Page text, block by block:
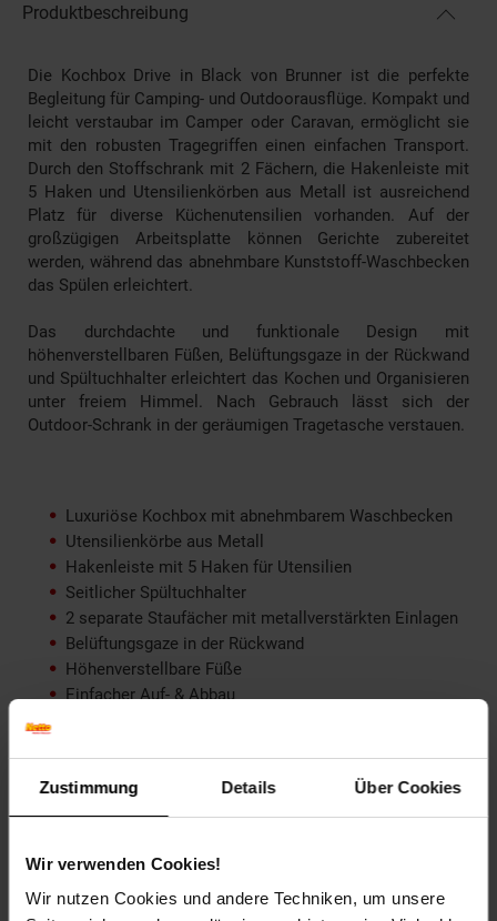
Zustimmung Details Über Cookies
Wir verwenden Cookies!
Wir nutzen Cookies und andere Techniken, um unsere
Produktbeschreibung
Die Kochbox Drive in Black von Brunner ist die perfekte
Begleitung für Camping- und Outdoorausflüge. Kompakt und
leicht verstaubar im Camper oder Caravan, ermöglicht sie
mit den robusten Tragegriffen einen einfachen Transport.
Durch den Stoffschrank mit 2 Fächern, die Hakenleiste mit
5 Haken und Utensilienkörben aus Metall ist ausreichend
Platz für diverse Küchenutensilien vorhanden. Auf der
großzügigen Arbeitsplatte können Gerichte zubereitet
werden, während das abnehmbare Kunststoff-Waschbecken
das Spülen erleichtert.
Das durchdachte und funktionale Design mit
höhenverstellbaren Füßen, Belüftungsgaze in der Rückwand
und Spültuchhalter erleichtert das Kochen und Organisieren
unter freiem Himmel. Nach Gebrauch lässt sich der
Outdoor-Schrank in der geräumigen Tragetasche verstauen.
Luxuriöse Kochbox mit abnehmbarem Waschbecken
Utensilienkörbe aus Metall
Hakenleiste mit 5 Haken für Utensilien
Seitlicher Spültuchhalter
2 separate Staufächer mit metallverstärkten Einlagen
Belüftungsgaze in der Rückwand
Höhenverstellbare Füße
Einfacher Auf- & Abbau
Material Bezug: 100% Polyester (600D Oxford)
Maße (LxBxH): 100 x 50 x 78/128,5 cm
Gewicht: 11,9 kg